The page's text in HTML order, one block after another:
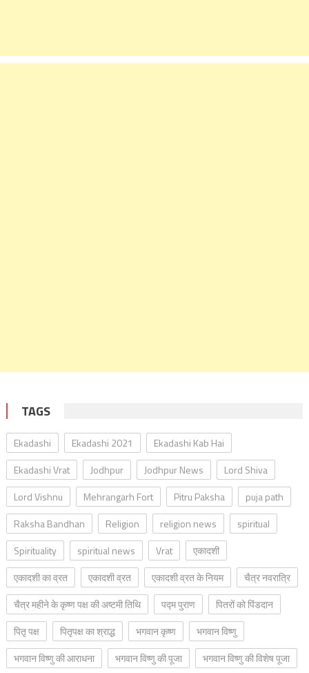
TAGS
Ekadashi Ekadashi 2021
Ekadashi Kab Hai
Ekadashi Vrat
Jodhpur Jodhpur News
Lord Shiva
Lord Vishnu
Mehrangarh Fort Pitru Paksha
puja path
Raksha Bandhan
Religion religion news
spiritual
Spirituality
spiritual news Vrat
एकादशी
एकादशी का व्रत
एकादशी व्रत एकादशी व्रत के नियम
चैत्र नवरात्रि
चैत्र महीने के कृष्ण पक्ष की अष्टमी तिथि
पद्म पुराण
पितरों को पिंडदान
पितृ पक्ष
पितृपक्ष का श्राद्ध भगवान कृष्ण
भगवान विष्णु
भगवान विष्णु की आराधना
भगवान विष्णु की पूजा भगवान विष्णु की विशेष पूजा